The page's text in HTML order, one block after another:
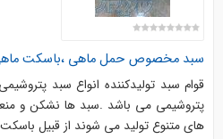
سبد مخصوص حمل ماهی ،باسکت
قوام سبد تولیدکننده انواع سبد
پتروشیمی می باشد .سبد ها نشکن و
های متنوع تولید می شوند از قبیل باسکت ماهی 20 کیلویی با